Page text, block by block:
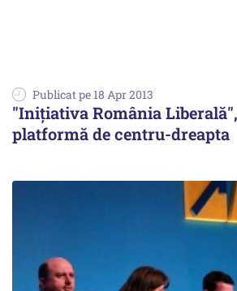
Publicat pe 18 Apr 2013
"Inițiativa România
platformă de centru-dreapta